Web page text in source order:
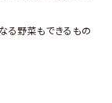
る野菜もできるもの